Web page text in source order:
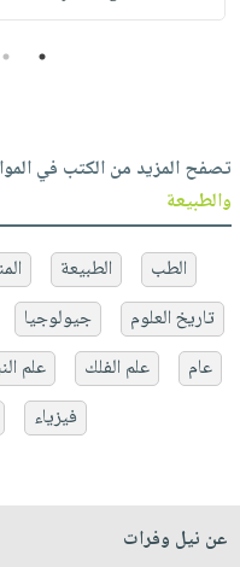
1
2
تصفح المزيد من الكتب في
والطبيعة
الطب الطبيعة
تاريخ العلوم
جيولوجيا
عام
علم الفلك علم
فيزياء
عن نيل وفرات